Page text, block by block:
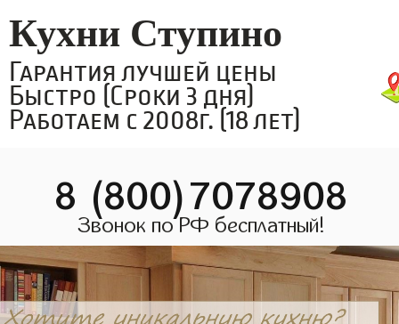
Кухни Ступино
Гарантия лучшей цены
Быстро (Сроки 3 дня)
Работаем с 2008г. (18 лет)
8 (800)7078908
Звонок по РФ бесплатный!